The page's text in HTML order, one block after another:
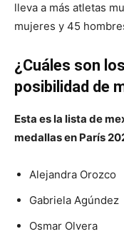
lleva a más atletas
mujeres y 45
¿Cuáles son
posibilidad de
Esta es la lista de
medallas en París
Alejandra Orozco
Gabriela Agúndez
Osmar Olvera